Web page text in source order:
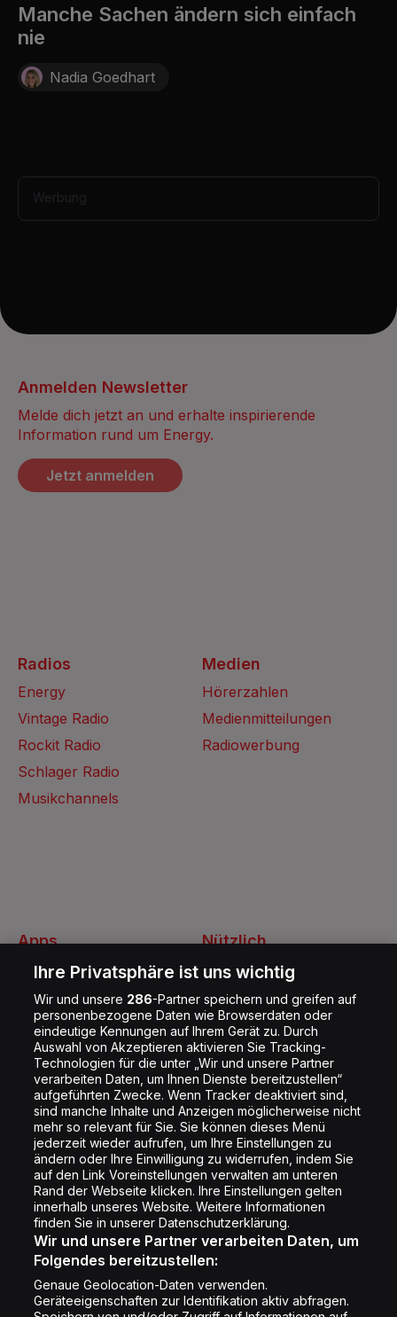
8
s
e
n
Manche Sachen ändern sich einfach
nie
Nadia Goedhart
Werbung
Anmelden Newsletter
Melde dich jetzt an und erhalte inspirierende
Information rund um Energy.
Jetzt anmelden
Folge uns
Radios
Energy
Vintage Radio
Rockit Radio
Schlager Radio
Musikchannels
Nützlich
Kontakt
Jobs
Shop
Impressum
Rechtliches
Datenschutz
Cookie Liste
Cookie Einstellung
Apps
Energy Radio App
Medien
Hörerzahlen
Medienmitteilungen
Radiowerbung
Ihre Privatsphäre ist uns wichtig
Wir und unsere 286-Partner speichern und greifen auf
personenbezogene Daten wie Browserdaten oder
eindeutige Kennungen auf Ihrem Gerät zu. Durch
Auswahl von Akzeptieren aktivieren Sie Tracking-
Technologien für die unter „Wir und unsere Partner
verarbeiten Daten, um Ihnen Dienste bereitzustellen“
aufgeführten Zwecke. Wenn Tracker deaktiviert sind,
sind manche Inhalte und Anzeigen möglicherweise nicht
mehr so relevant für Sie. Sie können dieses Menü
jederzeit wieder aufrufen, um Ihre Einstellungen zu
ändern oder Ihre Einwilligung zu widerrufen, indem Sie
auf den Link Voreinstellungen verwalten am unteren
Rand der Webseite klicken. Ihre Einstellungen gelten
innerhalb unseres Website. Weitere Informationen
finden Sie in unserer Datenschutzerklärung.
Wir und unsere Partner verarbeiten Daten, um
Folgendes bereitzustellen:
Genaue Geolocation-Daten verwenden.
Geräteeigenschaften zur Identifikation aktiv abfragen.